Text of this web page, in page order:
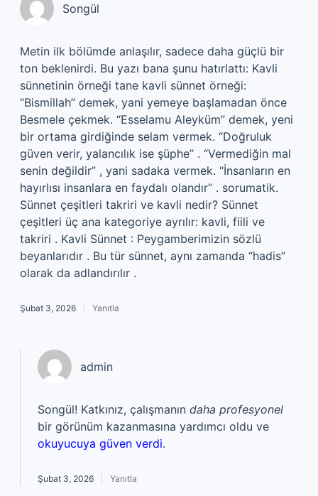
Songül
Metin ilk bölümde anlaşılır, sadece daha güçlü bir
ton beklenirdi. Bu yazı bana şunu hatırlattı: Kavli
sünnetinin örneği tane kavli sünnet örneği:
“Bismillah” demek, yani yemeye başlamadan önce
Besmele çekmek. “Esselamu Aleyküm” demek, yeni
bir ortama girdiğinde selam vermek. “Doğruluk
güven verir, yalancılık ise şüphe” . “Vermediğin mal
senin değildir” , yani sadaka vermek. “İnsanların en
hayırlısı insanlara en faydalı olandır” . sorumatik.
Sünnet çeşitleri takriri ve kavli nedir? Sünnet
çeşitleri üç ana kategoriye ayrılır: kavli, fiili ve
takriri . Kavli Sünnet : Peygamberimizin sözlü
beyanlarıdır . Bu tür sünnet, aynı zamanda “hadis”
olarak da adlandırılır .
Şubat 3, 2026 Yanıtla
admin
Songül! Katkınız, çalışmanın daha profesyonel
bir görünüm kazanmasına yardımcı oldu ve
okuyucuya güven verdi.
Şubat 3, 2026 Yanıtla